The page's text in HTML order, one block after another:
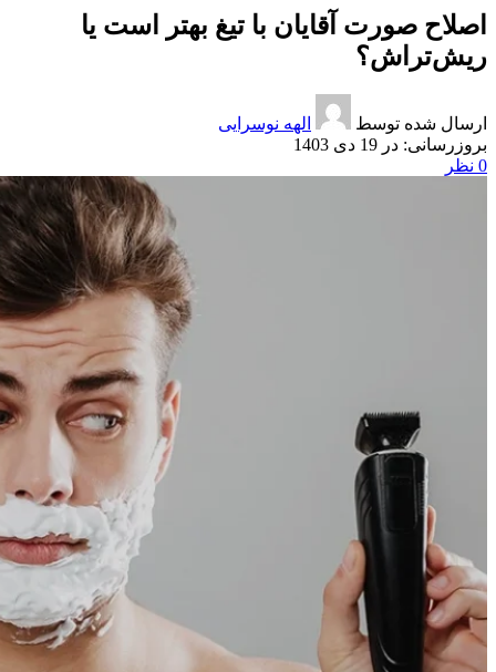
اصلاح صورت آقایان با تیغ بهتر است یا
ریش‌تراش؟
ارسال شده توسط
الهه نوسرایی
در 19 دی 1403
0 نظر